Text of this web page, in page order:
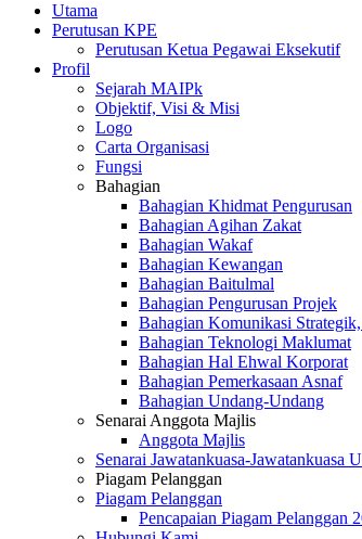
Utama
Perutusan KPE
Perutusan Ketua Pegawai Eksekutif
Profil
Sejarah MAIPk
Objektif, Visi & Misi
Logo
Carta Organisasi
Fungsi
Bahagian
Bahagian Khidmat Pengurusan
Bahagian Agihan Zakat
Bahagian Wakaf
Bahagian Kewangan
Bahagian Baitulmal
Bahagian Pengurusan Projek
Bahagian Komunikasi
Bahagian Teknologi Maklumat
Bahagian Hal Ehwal Korporat
Bahagian Pemerkasaan Asnaf
Bahagian Undang-Undang
Senarai Anggota Majlis
Anggota Majlis
Senarai Jawatankuasa-
Piagam Pelanggan
Piagam Pelanggan
Pencapaian Piagam Pelanggan